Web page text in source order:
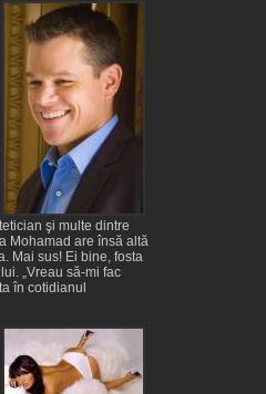
şi multe dintre
Mohamad are însă altă
Mai sus! Ei bine, fosta
„Vreau să-mi fac
în cotidianul